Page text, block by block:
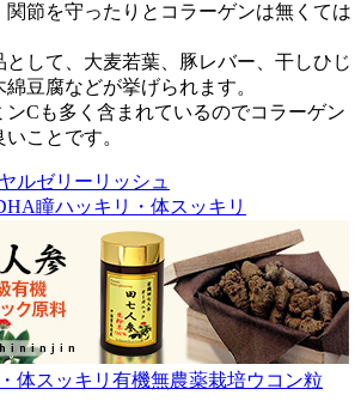
節を守ったりとコラーゲンは無くては
して、大麦若葉、豚レバー、干しひじ
豆腐などが挙げられます。
ンCも多く含まれているのでコラーゲン
ことです。